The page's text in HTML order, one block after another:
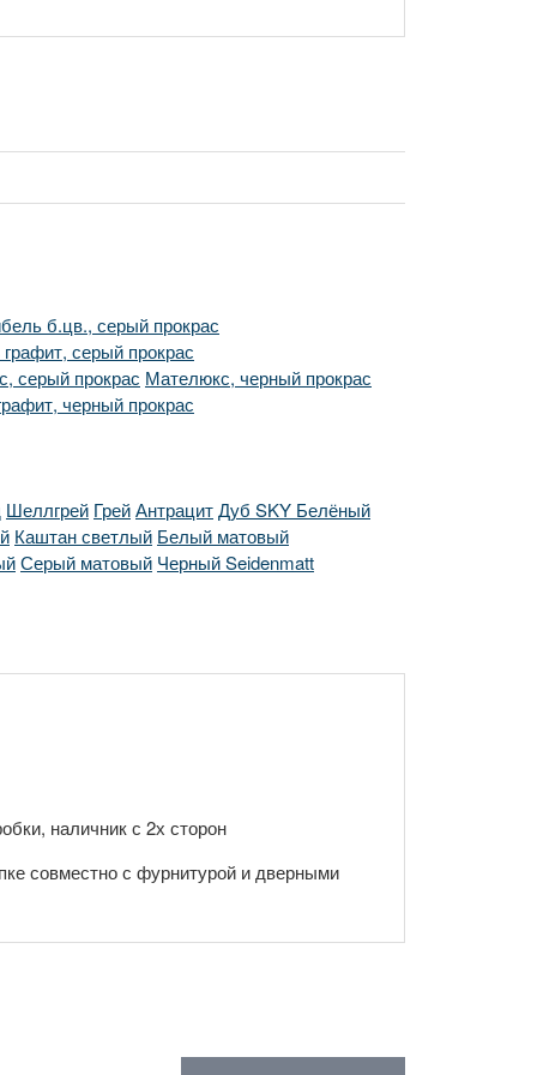
б.цв., серый прокрас
серый прокрас
серый прокрас Мателюкс, черный прокрас
черный прокрас
Шеллгрей ГрейАнтрацитДуб SKY Белёный
Каштан светлый Белый матовый
Серый матовый Черный Seidenmatt
наличник с 2х сторон
совместно с фурнитурой и дверными